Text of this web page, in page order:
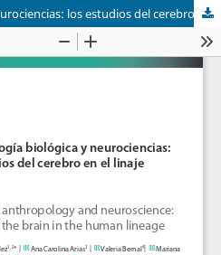
Antropología biológica y neurociencias: los estudios del cerebro en el linaje humano